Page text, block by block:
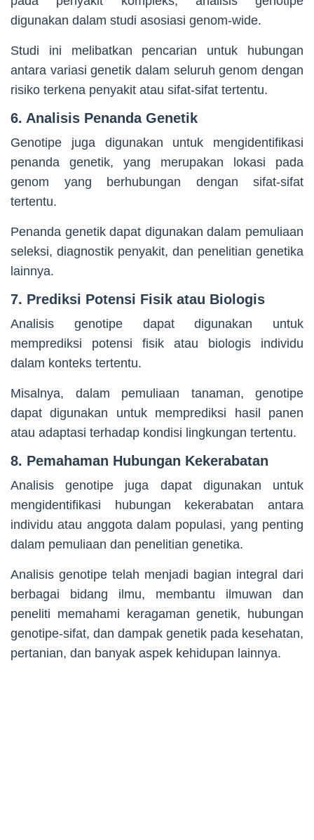
digunakan dalam studi asosiasi genom-wide.
Studi ini melibatkan pencarian untuk hubungan
antara variasi genetik dalam seluruh genom dengan
risiko terkena penyakit atau sifat-sifat tertentu.
6. Analisis Penanda Genetik
Genotipe juga digunakan untuk mengidentifikasi
penanda genetik, yang merupakan lokasi pada
genom yang berhubungan dengan sifat-sifat
tertentu.
Penanda genetik dapat digunakan dalam pemuliaan
seleksi, diagnostik penyakit, dan penelitian genetika
lainnya.
7. Prediksi Potensi Fisik atau Biologis
Analisis genotipe dapat digunakan untuk
memprediksi potensi fisik atau biologis individu
dalam konteks tertentu.
Misalnya, dalam pemuliaan tanaman, genotipe
dapat digunakan untuk memprediksi hasil panen
atau adaptasi terhadap kondisi lingkungan tertentu.
8. Pemahaman Hubungan Kekerabatan
Analisis genotipe juga dapat digunakan untuk
mengidentifikasi hubungan kekerabatan antara
individu atau anggota dalam populasi, yang penting
dalam pemuliaan dan penelitian genetika.
Analisis genotipe telah menjadi bagian integral dari
berbagai bidang ilmu, membantu ilmuwan dan
peneliti memahami keragaman genetik, hubungan
genotipe-sifat, dan dampak genetik pada kesehatan,
pertanian, dan banyak aspek kehidupan lainnya.